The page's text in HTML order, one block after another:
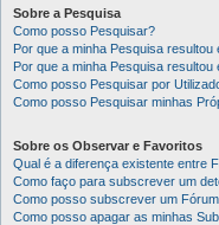
Sobre a Pesquisa
Como posso Pesquisar?
Por que a minha Pesquisa
Por que a minha Pesquisa
Como posso Pesquisar por
Como posso Pesquisar minhas
Sobre os Observar e Favoritos
Qual é a diferença existente entre
Como faço para subscrever um
Como posso subscrever um
Como posso apagar as minhas